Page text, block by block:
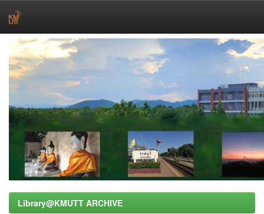
Skip
navigation
Library@KMUTT ARCHIVE